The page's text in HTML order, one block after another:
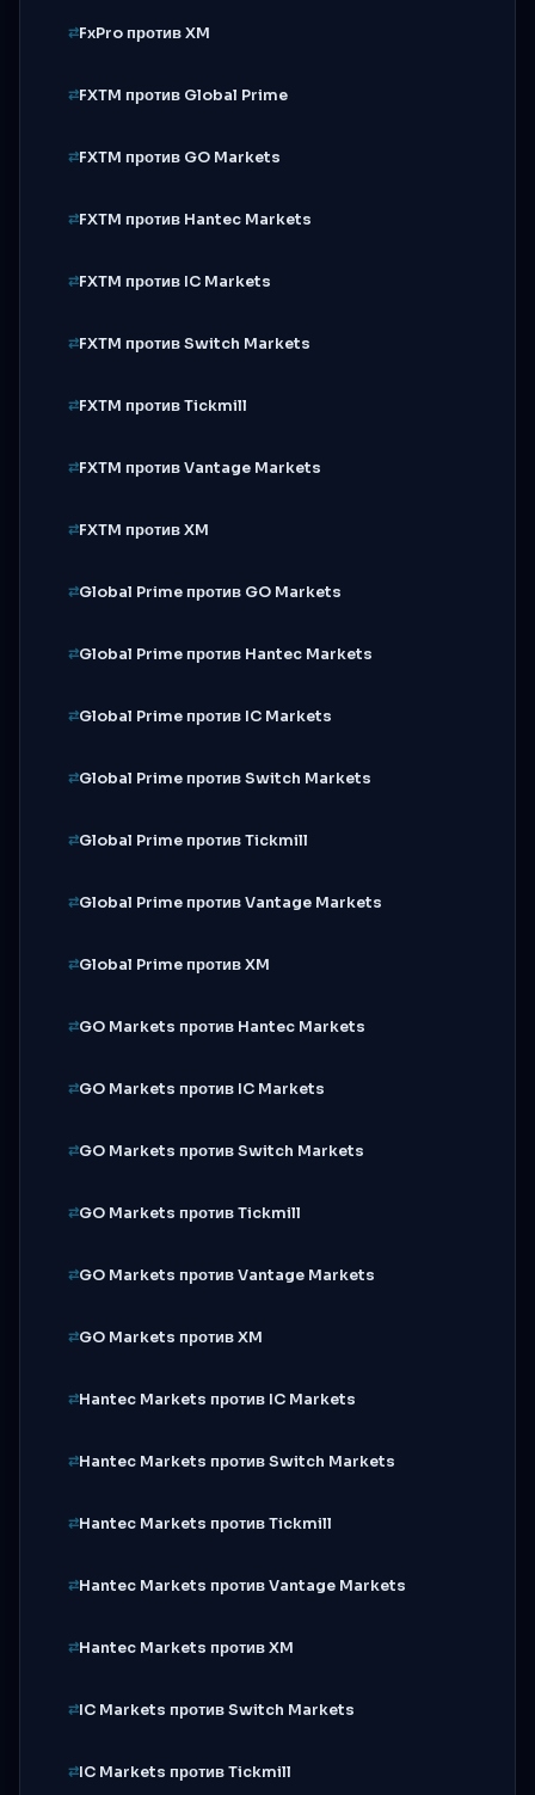
FxPro против XM
FXTM против Global Prime
FXTM против GO Markets
FXTM против Hantec Markets
FXTM против IC Markets
FXTM против Switch Markets
FXTM против Tickmill
FXTM против Vantage Markets
FXTM против XM
Global Prime против GO Markets
Global Prime против Hantec Markets
Global Prime против IC Markets
Global Prime против Switch Markets
Global Prime против Tickmill
Global Prime против Vantage Markets
Global Prime против XM
GO Markets против Hantec Markets
GO Markets против IC Markets
GO Markets против Switch Markets
GO Markets против Tickmill
GO Markets против Vantage Markets
GO Markets против XM
Hantec Markets против IC Markets
Hantec Markets против Switch Markets
Hantec Markets против Tickmill
Hantec Markets против Vantage Markets
Hantec Markets против XM
IC Markets против Switch Markets
IC Markets против Tickmill